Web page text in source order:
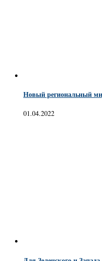
Новый региональный
01.04.2022